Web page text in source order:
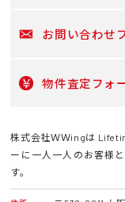
お問い合わせ
物件査定フォ
株式会社ＷＷingは
ーに一人一人のお客様
す。